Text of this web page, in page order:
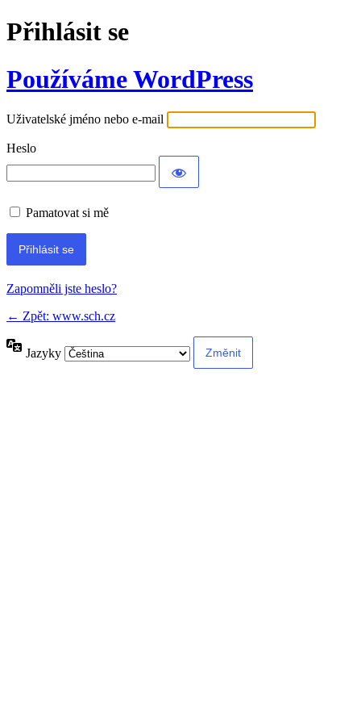
Přihlásit se
Používáme WordPress
Uživatelské jméno nebo e-mail
Heslo
Pamatovat si mě
Zapomněli jste heslo?
← Zpět: www.sch.cz
Jazyky